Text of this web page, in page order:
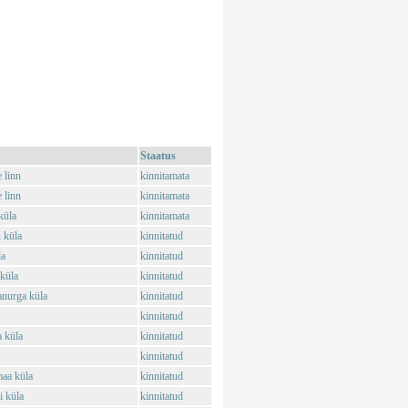
Staatus
linn
kinnitamata
linn
kinnitamata
kinnitamata
küla
kinnitatud
kinnitatud
kinnitatud
küla
kinnitatud
kinnitatud
küla
kinnitatud
kinnitatud
küla
kinnitatud
küla
kinnitatud